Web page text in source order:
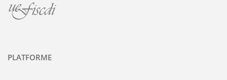
PLATFORME